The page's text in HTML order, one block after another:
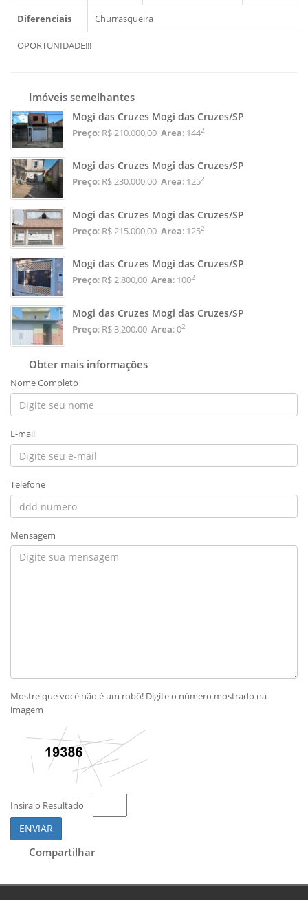
Diferenciais Churrasqueira
OPORTUNIDADE!!!
Imóveis semelhantes
Mogi das Cruzes Mogi das Cruzes/SP
Preço: R$ 210.000,00 Area: 1442
Mogi das Cruzes Mogi das Cruzes/SP
Preço: R$ 230.000,00 Area: 1252
Mogi das Cruzes Mogi das Cruzes/SP
Preço: R$ 215.000,00 Area: 1252
Mogi das Cruzes Mogi das Cruzes/SP
Preço: R$ 2.800,00 Area: 1002
Mogi das Cruzes Mogi das Cruzes/SP
Preço: R$ 3.200,00 Area: 02
Obter mais informações
Nome Completo
E-mail
Telefone
Mensagem
Mostre que você não é um robô! Digite o número mostrado na
imagem
Insira o Resultado
ENVIAR
Compartilhar